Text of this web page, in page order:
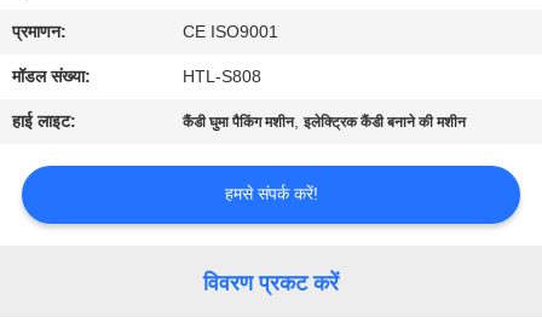
संपर्क
करें
उद्धरण
की
प्रमाणन: CE ISO9001
मॉडल संख्या: HTL-S808
हाई लाइट: कैंडी घुमा पैकिंग मशीन,इलेक्ट्रिक कैंडी बनाने की मशीन
हमसे संपर्क करें!
विवरण प्रकट करें